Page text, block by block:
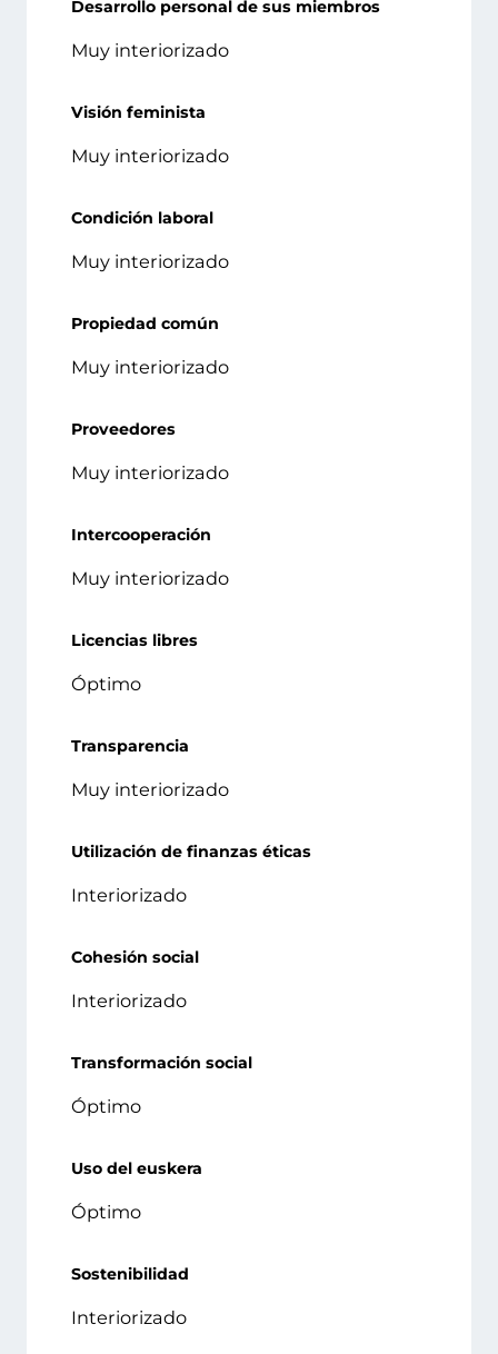
Desarrollo personal de sus miembros
Muy interiorizado
Visión feminista
Muy interiorizado
Condición laboral
Muy interiorizado
Propiedad común
Muy interiorizado
Proveedores
Muy interiorizado
Intercooperación
Muy interiorizado
Licencias libres
Óptimo
Transparencia
Muy interiorizado
Utilización de finanzas éticas
Interiorizado
Cohesión social
Interiorizado
Transformación social
Óptimo
Uso del euskera
Óptimo
Sostenibilidad
Interiorizado